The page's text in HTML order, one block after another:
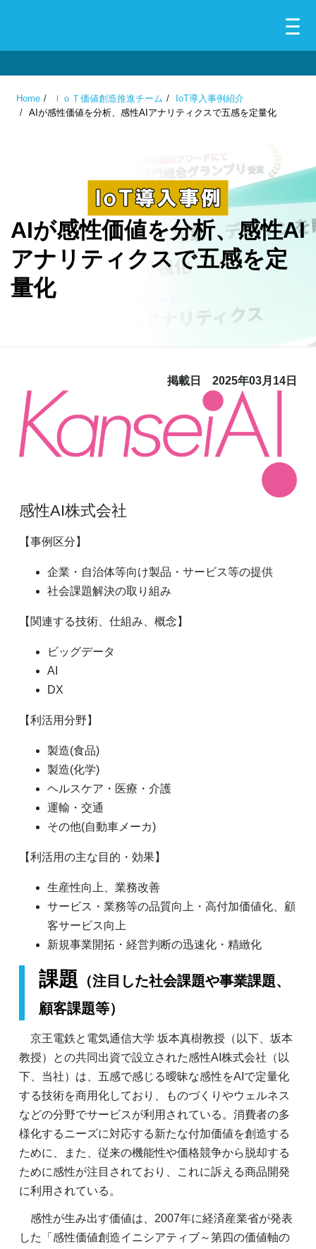
Home ＩｏＴ価値創造推進チーム
IoT導入事例紹介
AIが感性価値を分析、感性AIアナリティクスで五感を定量化
AIが感性価値を分析、感性AI
アナリティクスで五感を定
量化
掲載日 2025年03月14日
感性AI株式会社
【事例区分】
企業・自治体等向け製品・サービス等の提供
社会課題解決の取り組み
【関連する技術、仕組み、概念】
ビッグデータ
AI
DX
【利活用分野】
製造(食品)
製造(化学)
ヘルスケア・医療・介護
運輸・交通
その他(自動車メーカ)
【利活用の主な目的・効果】
生産性向上、業務改善
サービス・業務等の品質向上・高付加価値化、顧
客サービス向上
新規事業開拓・経営判断の迅速化・精緻化
課題 （注目した社会課題や事業課題、
顧客課題等）
京王電鉄と電気通信大学 坂本真樹教授（以下、坂本
教授）との共同出資で設立された感性AI株式会社（以
下、当社）は、五感で感じる曖昧な感性をAIで定量化
する技術を商用化しており、ものづくりやウェルネス
などの分野でサービスが利用されている。消費者の多
様化するニーズに対応する新たな付加価値を創造する
ために、また、従来の機能性や価格競争から脱却する
ために感性が注目されており、これに訴える商品開発
に利用されている。
感性が生み出す価値は、2007年に経済産業省が発表
した「感性価値創造イニシアティブ～第四の価値軸の